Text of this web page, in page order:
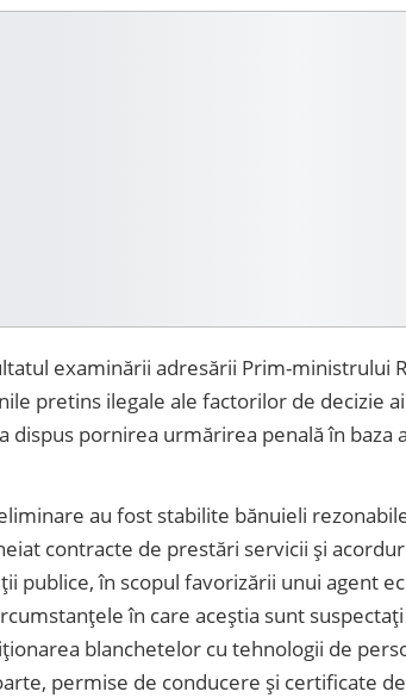
examinării adresării Prim-ministrului
pretins ilegale ale factorilor de decizie
dispus pornirea urmărirea penală în baza
au fost stabilite bănuieli
contracte de prestări servicii și
publice, în scopul favorizării unui agent
în care aceștia sunt
blanchetelor cu tehnologii de
permise de conducere și certificate